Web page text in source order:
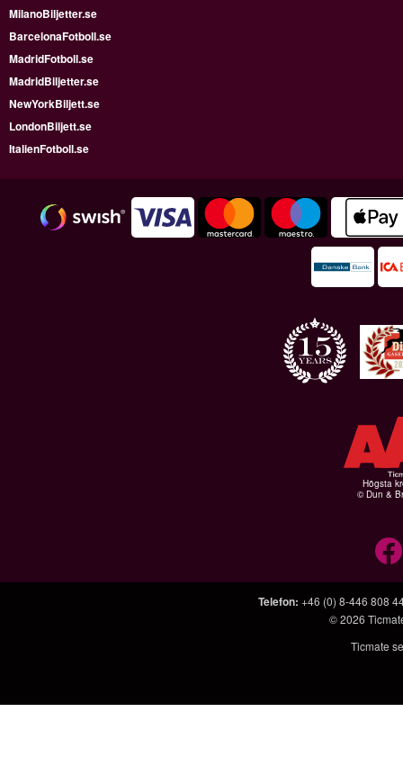
MilanoBiljetter.se
BarcelonaFotboll.se
MadridFotboll.se
MadridBiljetter.se
NewYorkBiljett.se
LondonBiljett.se
ItalienFotboll.se
Högsta
© Dun &
Telefon: +46 (0) 8-446 808
© 2026
Ticmate